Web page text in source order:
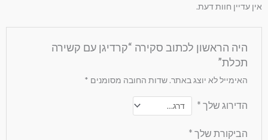
אין עדיין חוות דעת.
היה הראשון לכתוב סקירה “קרדיגן עם קשירה
תכלת”
האימייל לא יוצג באתר.שדות החובה מסומנים*
הדירוג שלך*
הביקורת שלך*